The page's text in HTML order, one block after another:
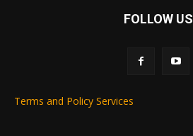
FOLLOW US
Terms and Policy Services